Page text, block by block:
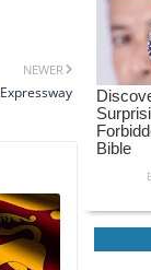
NEWER